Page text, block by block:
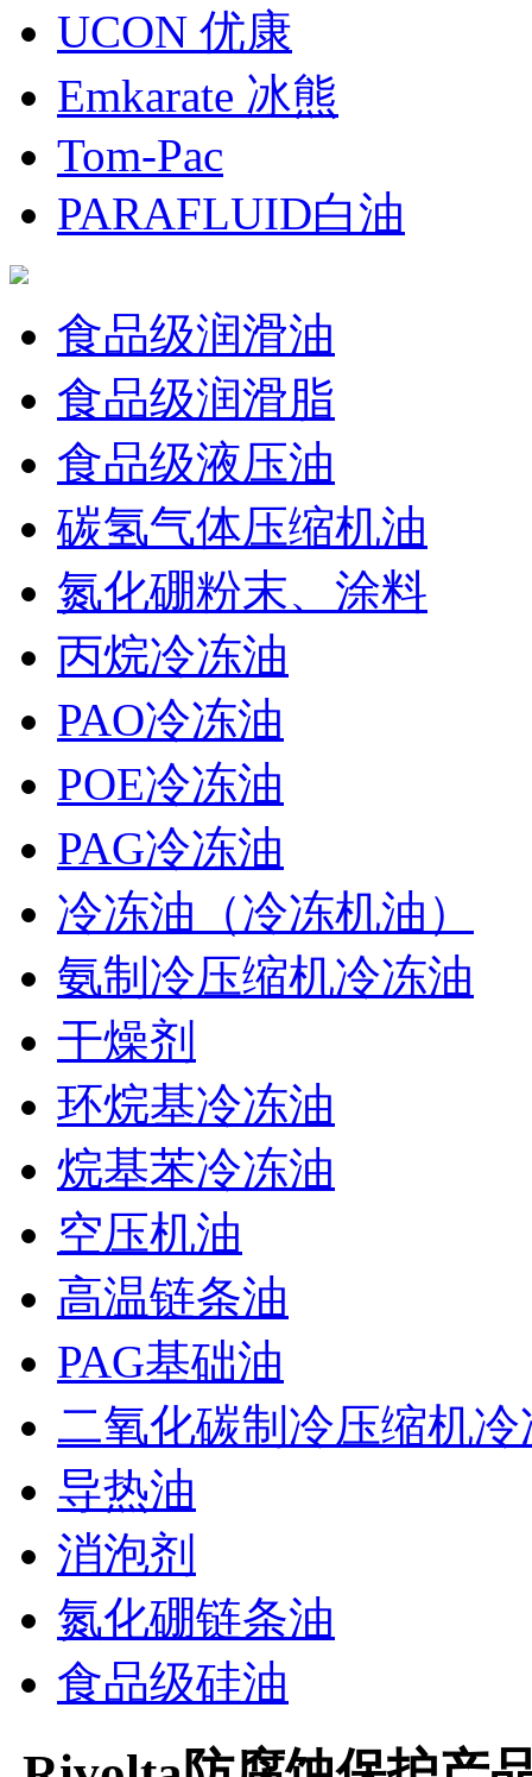
UCON 优康
Emkarate 冰熊
Tom-Pac
PARAFLUID白油
食品级润滑油
食品级润滑脂
食品级液压油
碳氢气体压缩机油
氮化硼粉末、涂料
丙烷冷冻油
PAO冷冻油
POE冷冻油
PAG冷冻油
冷冻油（冷冻机油）
氨制冷压缩机冷冻油
干燥剂
环烷基冷冻油
烷基苯冷冻油
空压机油
高温链条油
PAG基础油
二氧化碳制冷压缩机冷
导热油
消泡剂
氮化硼链条油
食品级硅油